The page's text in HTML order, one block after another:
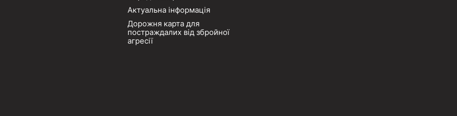
Актуальна інформація
Дорожня карта для
постраждалих від збройної
агресії